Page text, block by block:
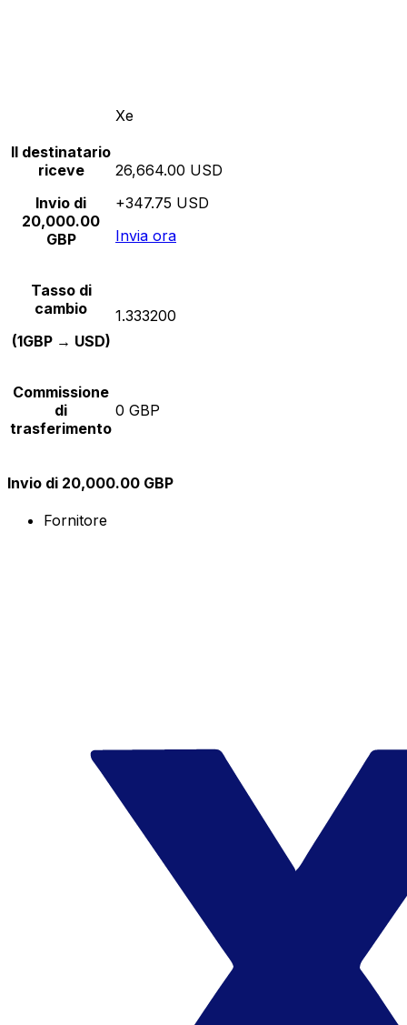
Xe
Il destinatario
riceve
Invio di
20,000.00
GBP
26,664.00 USD
+347.75 USD
Invia ora
Tasso di
cambio
(1GBP → USD)
1.333200
Commissione
di
trasferimento
0 GBP
Invio di 20,000.00 GBP
Fornitore